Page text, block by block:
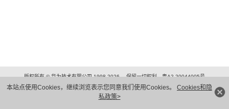
本站点使用Cookies，继续浏览表示您同意我们使用Cookies。 Cookies和隐
私政策>
版权所有 © 华为技术有限公司 1998-2026。 保留一切权利。粤A2-20044005号
隐私保护
法律声明